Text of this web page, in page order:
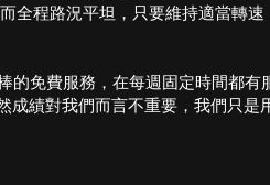
全程路況平坦，只要維持適當轉
的免費服務，在每週固定時間都有
績對我們而言不重要，我們只是